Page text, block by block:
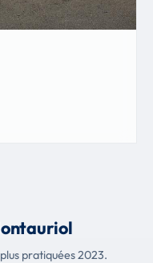
pratiquées 2023.